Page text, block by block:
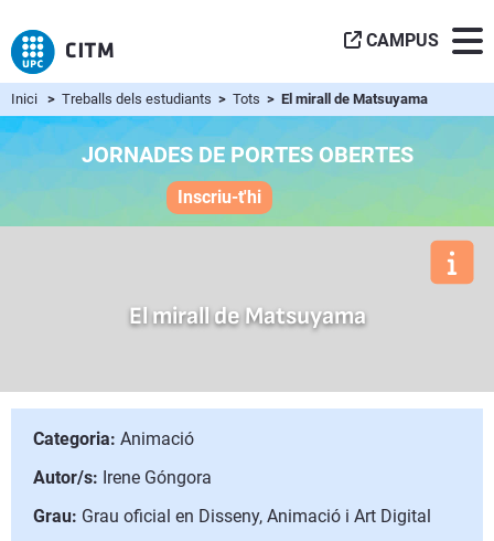
CAMPUS
Inici > Treballs dels estudiants > Tots > El mirall de Matsuyama
JORNADES DE PORTES OBERTES
Inscriu-t'hi
El mirall de Matsuyama
Categoria: Animació
Autor/s: Irene Góngora
Grau: Grau oficial en Disseny, Animació i Art Digital